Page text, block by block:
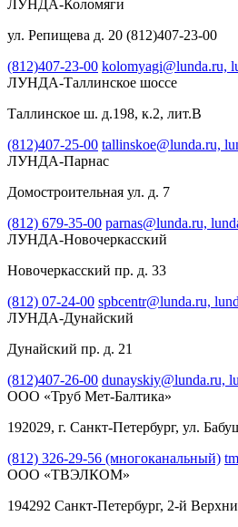
ЛУНДА-Коломяги
ул. Репищева д. 20 (812)407-23-00
(812)407-23-00 kolomyagi@lunda.ru,
ЛУНДА-Таллинское шоссе
Таллинское ш. д.198, к.2, лит.В
(812)407-25-00 tallinskoe@lunda.ru,
ЛУНДА-Парнас
Домостроительная ул. д. 7
(812) 679-35-00 parnas@lunda.ru,
ЛУНДА-Новочеркасский
Новочеркасский пр. д. 33
(812) 07-24-00 spbcentr@lunda.ru,
ЛУНДА-Дунайский
Дунайский пр. д. 21
(812)407-26-00 dunayskiy@lunda.ru,
ООО «Труб Мет-Балтика»
192029, г. Санкт-Петербург, ул.
(812) 326-29-56 (многоканальный)
ООО «ТВЭЛКОМ»
194292 Санкт-Петербург, 2-й